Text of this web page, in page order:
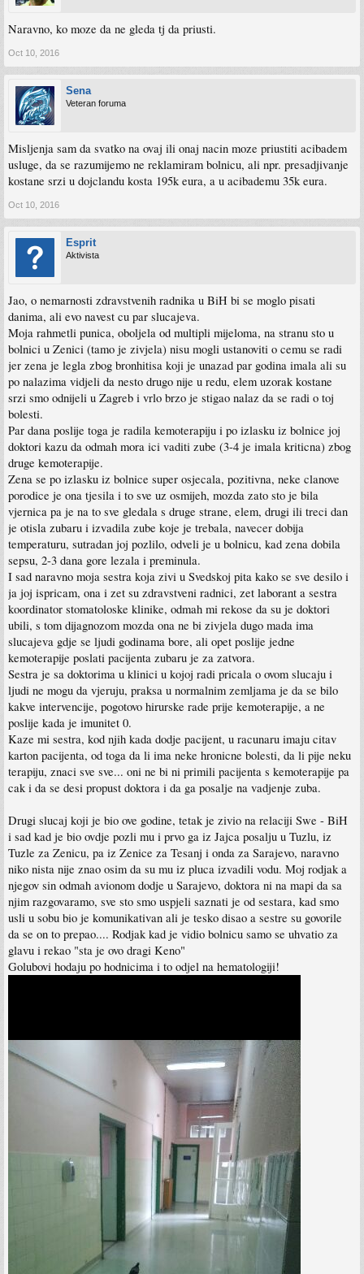
Naravno, ko moze da ne gleda tj da priusti.
Oct 10, 2016
Sena
Veteran foruma
Misljenja sam da svatko na ovaj ili onaj nacin moze priustiti acibadem
usluge, da se razumijemo ne reklamiram bolnicu, ali npr. presadjivanje
kostane srzi u dojclandu kosta 195k eura, a u acibademu 35k eura.
Oct 10, 2016
Esprit
Aktivista
Jao, o nemarnosti zdravstvenih radnika u BiH bi se moglo pisati
danima, ali evo navest cu par slucajeva.
Moja rahmetli punica, oboljela od multipli mijeloma, na stranu sto u
bolnici u Zenici (tamo je zivjela) nisu mogli ustanoviti o cemu se radi
jer zena je legla zbog bronhitisa koji je unazad par godina imala ali su
po nalazima vidjeli da nesto drugo nije u redu, elem uzorak kostane
srzi smo odnijeli u Zagreb i vrlo brzo je stigao nalaz da se radi o toj
bolesti.
Par dana poslije toga je radila kemoterapiju i po izlasku iz bolnice joj
doktori kazu da odmah mora ici vaditi zube (3-4 je imala kriticna) zbog
druge kemoterapije.
Zena se po izlasku iz bolnice super osjecala, pozitivna, neke clanove
porodice je ona tjesila i to sve uz osmijeh, mozda zato sto je bila
vjernica pa je na to sve gledala s druge strane, elem, drugi ili treci dan
je otisla zubaru i izvadila zube koje je trebala, navecer dobija
temperaturu, sutradan joj pozlilo, odveli je u bolnicu, kad zena dobila
sepsu, 2-3 dana gore lezala i preminula.
I sad naravno moja sestra koja zivi u Svedskoj pita kako se sve desilo i
ja joj ispricam, ona i zet su zdravstveni radnici, zet laborant a sestra
koordinator stomatoloske klinike, odmah mi rekose da su je doktori
ubili, s tom dijagnozom mozda ona ne bi zivjela dugo mada ima
slucajeva gdje se ljudi godinama bore, ali opet poslije jedne
kemoterapije poslati pacijenta zubaru je za zatvora.
Sestra je sa doktorima u klinici u kojoj radi pricala o ovom slucaju i
ljudi ne mogu da vjeruju, praksa u normalnim zemljama je da se bilo
kakve intervencije, pogotovo hirurske rade prije kemoterapije, a ne
poslije kada je imunitet 0.
Kaze mi sestra, kod njih kada dodje pacijent, u racunaru imaju citav
karton pacijenta, od toga da li ima neke hronicne bolesti, da li pije neku
terapiju, znaci sve sve... oni ne bi ni primili pacijenta s kemoterapije pa
cak i da se desi propust doktora i da ga posalje na vadjenje zuba.
Drugi slucaj koji je bio ove godine, tetak je zivio na relaciji Swe - BiH
i sad kad je bio ovdje pozli mu i prvo ga iz Jajca posalju u Tuzlu, iz
Tuzle za Zenicu, pa iz Zenice za Tesanj i onda za Sarajevo, naravno
niko nista nije znao osim da su mu iz pluca izvadili vodu. Moj rodjak a
njegov sin odmah avionom dodje u Sarajevo, doktora ni na mapi da sa
njim razgovaramo, sve sto smo uspjeli saznati je od sestara, kad smo
usli u sobu bio je komunikativan ali je tesko disao a sestre su govorile
da se on to prepao.... Rodjak kad je vidio bolnicu samo se uhvatio za
glavu i rekao "sta je ovo dragi Keno"
Golubovi hodaju po hodnicima i to odjel na hematologiji!